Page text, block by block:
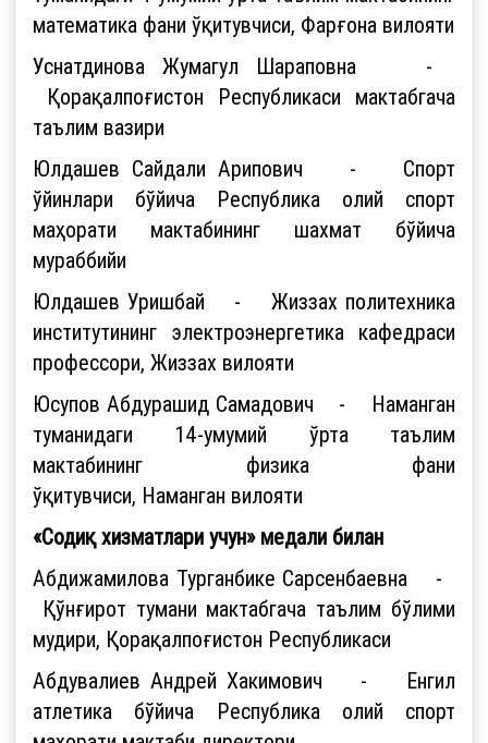
математика фани ўқитувчиси, Фарғона вилояти
Уснатдинова Жумагул Шараповна -
Қорақалпоғистон Республикаси мактабгача
таълим вазири
Юлдашев Сайдали Арипович - Спорт
ўйинлари бўйича Республика олий спорт
маҳорати мактабининг шахмат бўйича
мураббийи
Юлдашев Уришбай - Жиззах политехника
институтининг электроэнергетика кафедраси
профессори, Жиззах вилояти
Юсупов Абдурашид Самадович - Наманган
туманидаги 14-умумий ўрта таълим
мактабининг физика фани
ўқитувчиси, Наманган вилояти
«Содиқ хизматлари учун» медали билан
Абдижамилова Турганбике Сарсенбаевна -
Қўнғирот тумани мактабгача таълим бўлими
мудири, Қорақалпоғистон Республикаси
Абдувалиев Андрей Хакимович - Енгил
атлетика бўйича Республика олий спорт